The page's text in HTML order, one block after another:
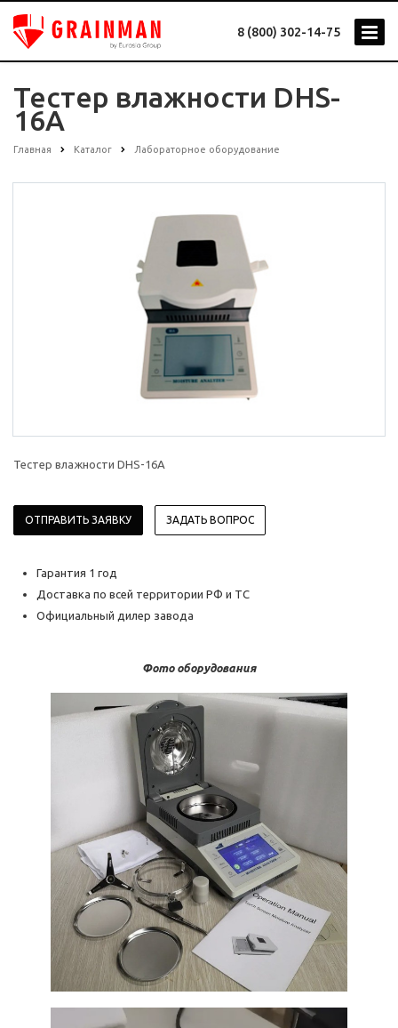
8 (800) 302-14-75
Тестер влажности DHS-
16A
Главная Каталог Лабораторное оборудование
Тестер влажности DHS-16A
ОТПРАВИТЬ ЗАЯВКУ ЗАДАТЬ ВОПРОС
Гарантия 1 год
Доставка по всей территории РФ и ТС
Официальный дилер завода
Фото оборудования